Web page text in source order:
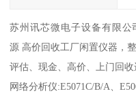
苏州讯芯微电子设备有限公
源 高价回收工厂闲置仪器，
评估、现金、高价、上门回
网络分析仪:E5071C/B/A、